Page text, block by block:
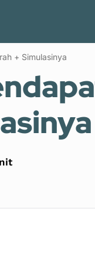
+ Simulasinya